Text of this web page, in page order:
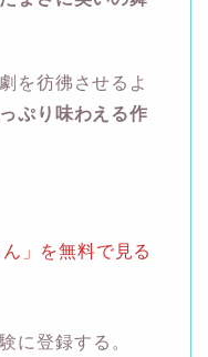
を彷彿させるよ
ぷり味わえる作
」を無料で見る
に登録する。